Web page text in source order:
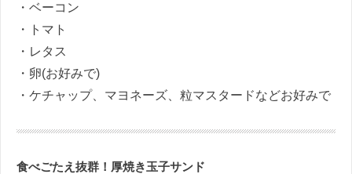
・ベーコン
・トマト
・レタス
・卵(お好みで)
・ケチャップ、マヨネーズ、粒マスタードなどお好みで
食べごたえ抜群！厚焼き玉子サンド